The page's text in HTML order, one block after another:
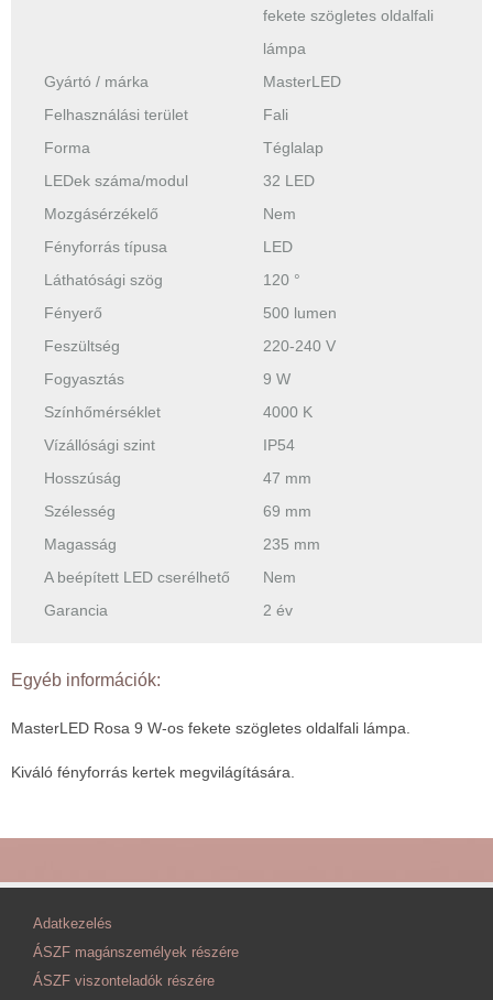
fekete szögletes oldalfali
lámpa
Gyártó / márka
MasterLED
Felhasználási terület
Fali
Forma
Téglalap
LEDek száma/modul
32 LED
Mozgásérzékelő
Nem
Fényforrás típusa
LED
Láthatósági szög
120 °
Fényerő
500 lumen
Feszültség
220-240 V
Fogyasztás
9 W
Színhőmérséklet
4000 K
Vízállósági szint
IP54
Hosszúság
47 mm
Szélesség
69 mm
Magasság
235 mm
A beépített LED cserélhető
Nem
Garancia
2 év
Egyéb információk:
MasterLED Rosa 9 W-os fekete szögletes oldalfali lámpa.
Kiváló fényforrás kertek megvilágítására.
Adatkezelés
ÁSZF magánszemélyek részére
ÁSZF viszonteladók részére